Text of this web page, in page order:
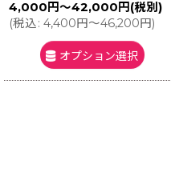
4,000 円～42,000 円 (税別)
(税込: 4,400円～46,200円)
オプション選択